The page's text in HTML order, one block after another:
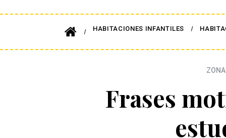
HABITACIONES INFANTILES
Frases